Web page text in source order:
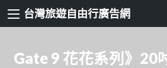
台灣旅遊自由行廣告網
Gate 9 花花系列》20